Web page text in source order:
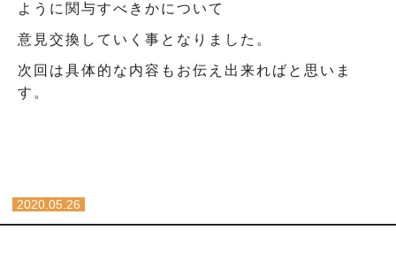
ように関与すべきかについて
意見交換していく事となりました。
次回は具体的な内容もお伝え出来ればと思いま
す。
2020.05.26